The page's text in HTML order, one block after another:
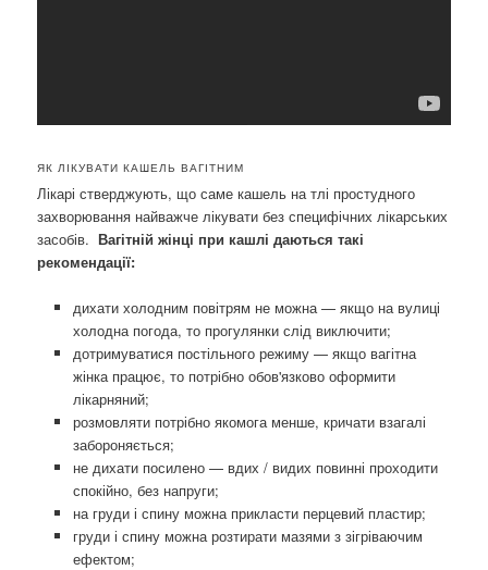
ЯК ЛІКУВАТИ КАШЕЛЬ ВАГІТНИМ
Лікарі стверджують, що саме кашель на тлі простудного
захворювання найважче лікувати без специфічних лікарських
засобів. Вагітній жінці при кашлі даються такі
рекомендації:
дихати холодним повітрям не можна — якщо на вулиці
холодна погода, то прогулянки слід виключити;
дотримуватися постільного режиму — якщо вагітна
жінка працює, то потрібно обов'язково оформити
лікарняний;
розмовляти потрібно якомога менше, кричати взагалі
забороняється;
не дихати посилено — вдих / видих повинні проходити
спокійно, без напруги;
на груди і спину можна прикласти перцевий пластир;
груди і спину можна розтирати мазями з зігріваючим
ефектом;